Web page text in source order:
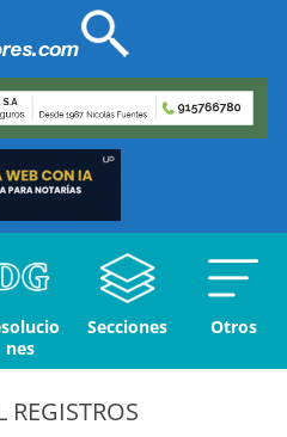
nes
Secciones Otros
REGISTROS